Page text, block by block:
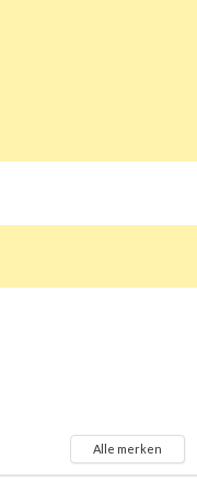
Alle merken